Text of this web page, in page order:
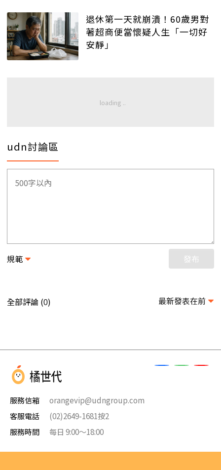
退休第一天就崩潰！60歲男對
著超商便當懷疑人生「一切好
安靜」
udn討論區
規範 發布
全部評論 (0) 最新發表在前
服務信箱
orangevip@udngroup.com
客服電話
(02)2649-1681按2
服務時間
每日 9:00～18:00